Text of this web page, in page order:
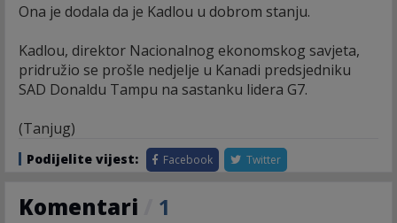
Ona je dodala da je Kadlou u dobrom stanju.
Kadlou, direktor Nacionalnog ekonomskog savjeta,
pridružio se prošle nedjelje u Kanadi predsjedniku
SAD Donaldu Tampu na sastanku lidera G7.
(Tanjug)
Podijelite vijest: Facebook Twitter
Komentari 1